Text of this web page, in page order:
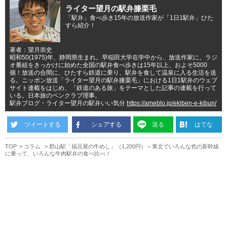
ライター望月の駅弁膝栗毛
「駅弁」食べ歩き15年の放送作家が「1日1駅弁」ひた
すら紹介！
著者：望月崇史
昭和50(1975)年、静岡県生まれ。早稲田大学在学中から、放送作家に。ラジ
オ番組をきっかけに始めた全国の駅弁食べ歩きは15年以上、およそ5000
個！放送の合間に、ひたすら鉄道に乗り、駅弁を食して温泉に入る生活を送
る。ニッポン放送「ライター望月の駅弁膝栗毛」における1日1駅弁のウェブ
サイト連載をはじめ、「鉄道のある旅」をテーマとした記事の連載を行って
いる。日本旅のペンクラブ理事。
駅弁ブログ・ライター望月の駅弁いい気分 https://ameblo.jp/ekiben-e-kibun/
ツイートする シェアする 送る はてな
TOP コラム
郡山駅「福豆屋の牛めし」（1,200円）～東北でいろんな色の新幹線
に乗って、いろんな牛肉駅弁の食べ比べ！